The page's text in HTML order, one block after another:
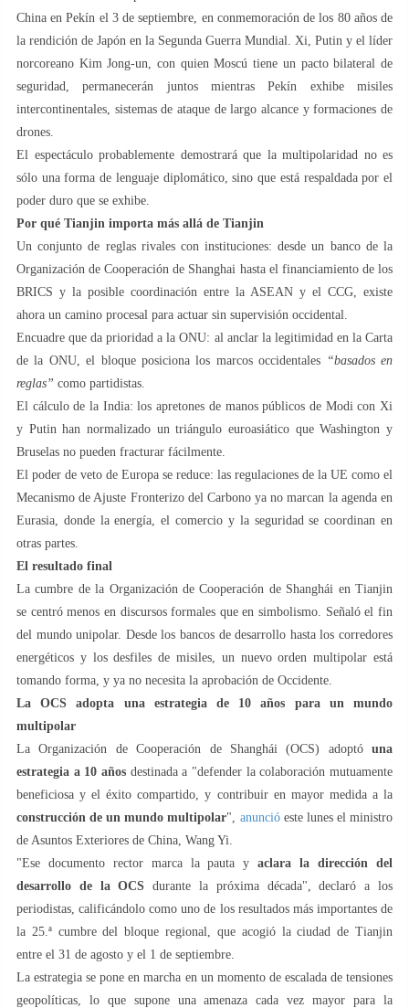
China en Pekín el 3 de septiembre, en conmemoración de los 80 años de
la rendición de Japón en la Segunda Guerra Mundial. Xi, Putin y el líder
norcoreano Kim Jong-un, con quien Moscú tiene un pacto bilateral de
seguridad, permanecerán juntos mientras Pekín exhibe misiles
intercontinentales, sistemas de ataque de largo alcance y formaciones de
drones.
El espectáculo probablemente demostrará que la multipolaridad no es
sólo una forma de lenguaje diplomático, sino que está respaldada por el
poder duro que se exhibe.
Por qué Tianjin importa más allá de Tianjin
Un conjunto de reglas rivales con instituciones: desde un banco de la
Organización de Cooperación de Shanghai hasta el financiamiento de los
BRICS y la posible coordinación entre la ASEAN y el CCG, existe
ahora un camino procesal para actuar sin supervisión occidental.
Encuadre que da prioridad a la ONU: al anclar la legitimidad en la Carta
de la ONU, el bloque posiciona los marcos occidentales “basados ​​en
reglas” como partidistas.
El cálculo de la India: los apretones de manos públicos de Modi con Xi
y Putin han normalizado un triángulo euroasiático que Washington y
Bruselas no pueden fracturar fácilmente.
El poder de veto de Europa se reduce: las regulaciones de la UE como el
Mecanismo de Ajuste Fronterizo del Carbono ya no marcan la agenda en
Eurasia, donde la energía, el comercio y la seguridad se coordinan en
otras partes.
El resultado final
La cumbre de la Organización de Cooperación de Shanghái en Tianjin
se centró menos en discursos formales que en simbolismo. Señaló el fin
del mundo unipolar. Desde los bancos de desarrollo hasta los corredores
energéticos y los desfiles de misiles, un nuevo orden multipolar está
tomando forma, y ​​ya no necesita la aprobación de Occidente.
La OCS adopta una estrategia de 10 años para un mundo
multipolar
La Organización de Cooperación de Shanghái (OCS) adoptó una
estrategia a 10 años destinada a "defender la colaboración mutuamente
beneficiosa y el éxito compartido, y contribuir en mayor medida a la
construcción de un mundo multipolar", anuncióeste lunes el ministro
de Asuntos Exteriores de China, Wang Yi.
"Ese documento rector marca la pauta yaclara la dirección del
desarrollo de la OCS durante la próxima década", declaró a los
periodistas, calificándolo como uno de los resultados más importantes de
la 25.ª cumbre del bloque regional, que acogió la ciudad de Tianjin
entre el 31 de agosto y el 1 de septiembre.
La estrategia se pone en marcha en un momento de escalada de tensiones
geopolíticas, lo que supone una amenaza cada vez mayor para la